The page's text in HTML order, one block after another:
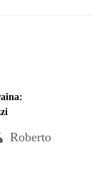
Roberto